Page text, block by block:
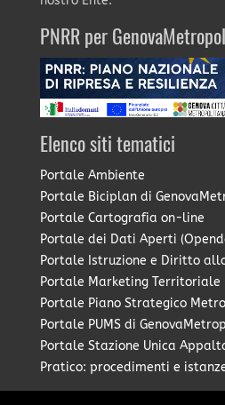
PNRR per
Elenco siti tematici
Portale Ambiente
Portale Biciplan di
Portale Cartografia on-line
Portale dei Dati Aperti
Portale Istruzione e Diritto
Portale Marketing Territoriale
Portale Piano Strategico
Portale PUMS di
Portale Stazione Unica
Pratico: procedimenti e